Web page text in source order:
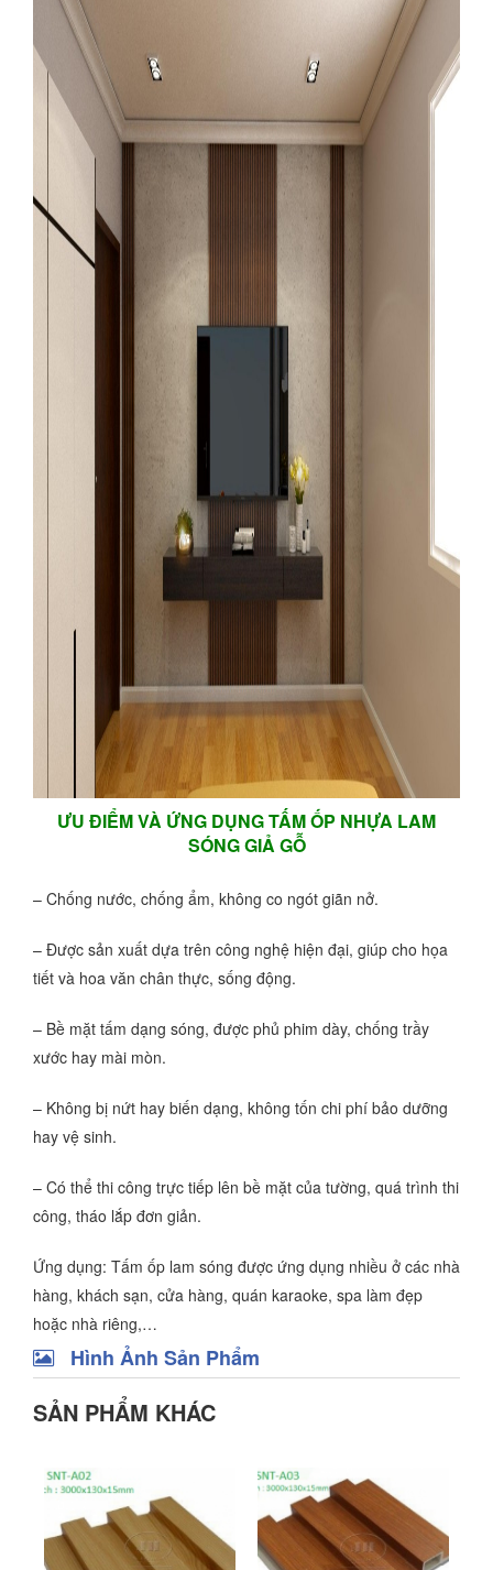
ƯU ĐIỂM VÀ ỨNG DỤNG TẤM ỐP NHỰA LAM
SÓNG GIẢ GỖ
– Chống nước, chống ẩm, không co ngót giãn nở.
– Được sản xuất dựa trên công nghệ hiện đại, giúp cho họa
tiết và hoa văn chân thực, sống động.
– Bề mặt tấm dạng sóng, được phủ phim dày, chống trầy
xước hay mài mòn.
– Không bị nứt hay biến dạng, không tốn chi phí bảo dưỡng
hay vệ sinh.
– Có thể thi công trực tiếp lên bề mặt của tường, quá trình thi
công, tháo lắp đơn giản.
Ứng dụng: Tấm ốp lam sóng được ứng dụng nhiều ở các nhà
hàng, khách sạn, cửa hàng, quán karaoke, spa làm đẹp
hoặc nhà riêng,…
Hình Ảnh Sản Phẩm
SẢN PHẨM KHÁC